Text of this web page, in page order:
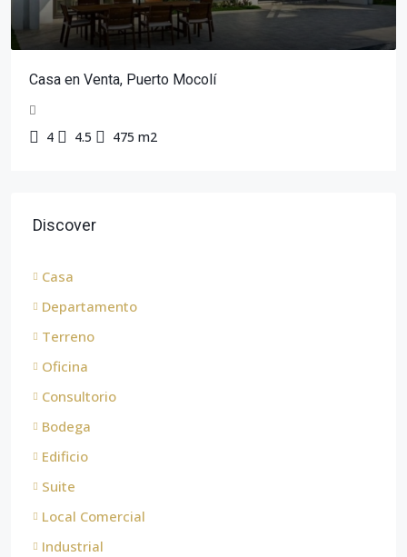
Casa en Venta, Puerto Mocolí
4 4.5 475 m2
Discover
Casa
Departamento
Terreno
Oficina
Consultorio
Bodega
Edificio
Suite
Local Comercial
Industrial